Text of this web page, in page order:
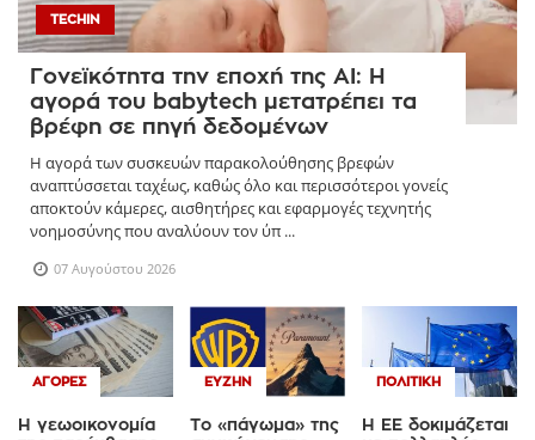
TECHIN
Γονεϊκότητα την εποχή της AI: Η
αγορά του babytech μετατρέπει τα
βρέφη σε πηγή δεδομένων
Η αγορά των συσκευών παρακολούθησης βρεφών
αναπτύσσεται ταχέως, καθώς όλο και περισσότεροι γονείς
αποκτούν κάμερες, αισθητήρες και εφαρμογές τεχνητής
νοημοσύνης που αναλύουν τον ύπ ...
07 Αυγούστου 2026
ΑΓΟΡΈΣ
Η γεωοικονομία
ΕΥΖΗΝ
Το «πάγωμα» της
ΠΟΛΙΤΙΚΉ
Η ΕΕ δοκιμάζεται